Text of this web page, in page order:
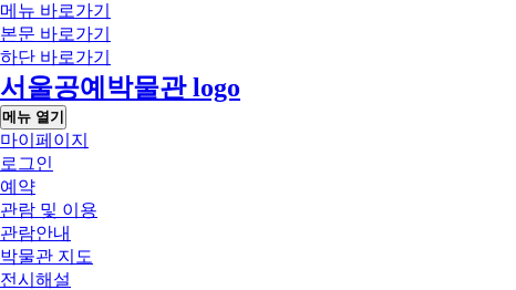
메뉴 바로가기
본문 바로가기
하단 바로가기
서울공예박물관 logo
메뉴 열기
마이페이지
로그인
예약
관람 및 이용
관람안내
박물관 지도
전시해설